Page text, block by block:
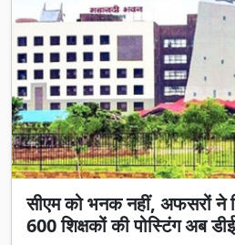
सीएम को भनक नहीं, अफसरों ने
600 शिक्षकों की पोस्टिंग अब